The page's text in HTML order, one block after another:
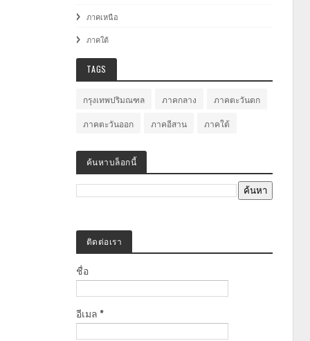
ภาคเหนือ
ภาคใต้
TAGS
กรุงเทพปริมณฑล ภาคกลาง ภาคตะวันตก
ภาคตะวันออก ภาคอีสาน ภาคใต้
ค้นหาบล็อกนี้
ติดต่อเรา
ชื่อ
อีเมล*